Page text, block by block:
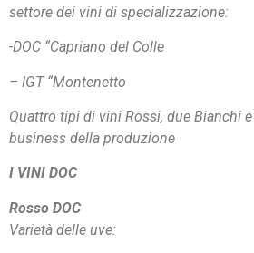
settore dei vini di specializzazione:
-DOC “Capriano del Colle
– IGT “Montenetto
Quattro tipi di vini Rossi, due Bianchi
business della produzione
I VINI DOC
Rosso DOC
Varietà delle uve: